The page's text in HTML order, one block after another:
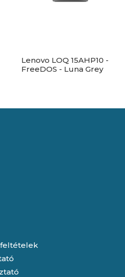
Lenovo LOQ 15AHP10 -
FreeDOS - Luna Grey
feltételek